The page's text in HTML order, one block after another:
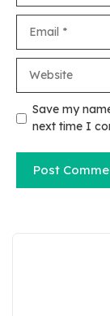
Save my
next time I